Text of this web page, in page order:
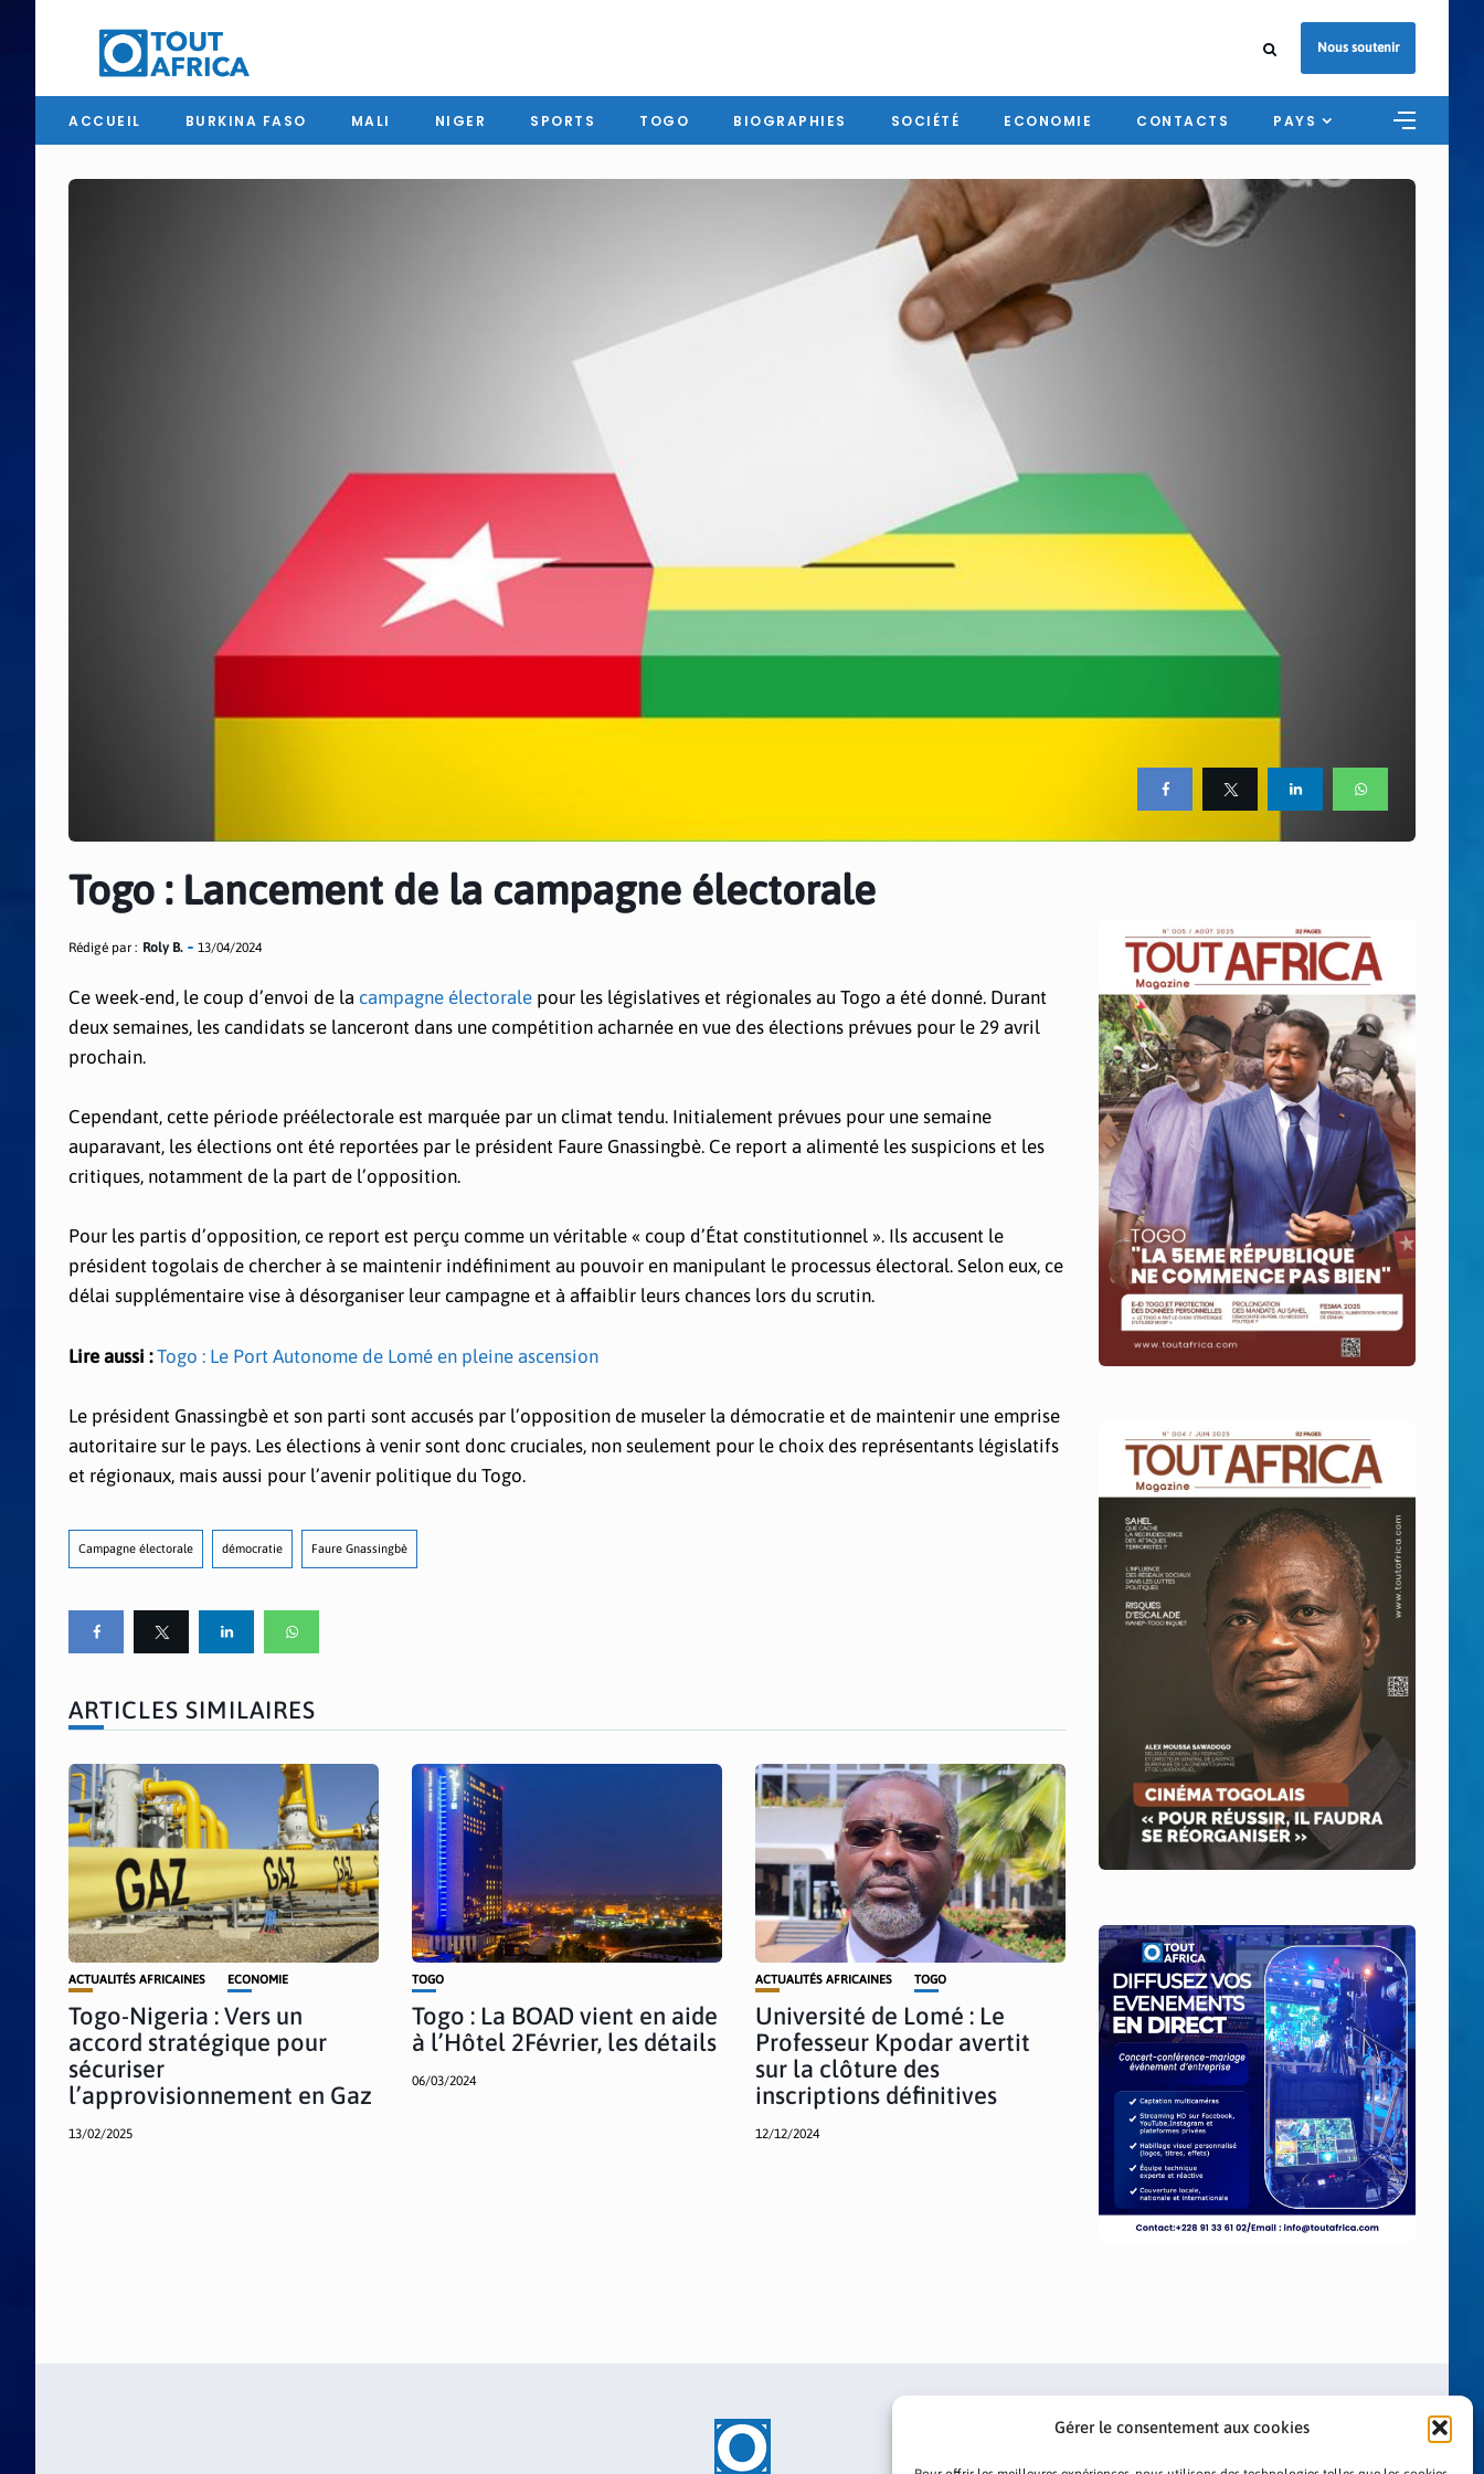
Gérer le consentement aux cookies
Nous soutenir
ACCUEIL BURKINA FASO MALI NIGER SPORTS TOGO BIOGRAPHIES SOCIÉTÉ ECONOMIE CONTACTS PAYS
Togo : Lancement de la campagne électorale
Rédigé par : Roly B. 13/04/2024
Ce week-end, le coup d’envoi de la campagne électorale pour les législatives et régionales au Togo a été donné. Durant
deux semaines, les candidats se lanceront dans une compétition acharnée en vue des élections prévues pour le 29 avril
prochain.
Cependant, cette période préélectorale est marquée par un climat tendu. Initialement prévues pour une semaine
auparavant, les élections ont été reportées par le président Faure Gnassingbè. Ce report a alimenté les suspicions et les
critiques, notamment de la part de l’opposition.
Pour les partis d’opposition, ce report est perçu comme un véritable « coup d’État constitutionnel ». Ils accusent le
président togolais de chercher à se maintenir indéfiniment au pouvoir en manipulant le processus électoral. Selon eux, ce
délai supplémentaire vise à désorganiser leur campagne et à affaiblir leurs chances lors du scrutin.
Lire aussi :Togo : Le Port Autonome de Lomé en pleine ascension
Le président Gnassingbè et son parti sont accusés par l’opposition de museler la démocratie et de maintenir une emprise
autoritaire sur le pays. Les élections à venir sont donc cruciales, non seulement pour le choix des représentants législatifs
et régionaux, mais aussi pour l’avenir politique du Togo.
Campagne électorale démocratie Faure Gnassingbè
ARTICLES SIMILAIRES
ACTUALITÉS AFRICAINES ECONOMIE
Togo-Nigeria : Vers un
accord stratégique pour
sécuriser
l’approvisionnement en Gaz
13/02/2025
TOGO
Togo : La BOAD vient en aide
à l’Hôtel 2Février, les détails
06/03/2024
ACTUALITÉS AFRICAINES TOGO
Université de Lomé : Le
Professeur Kpodar avertit
sur la clôture des
inscriptions définitives
12/12/2024